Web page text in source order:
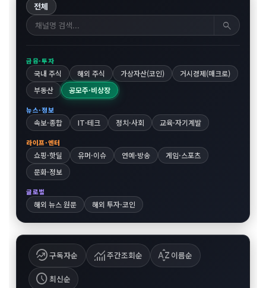
전체
search
금융·투자
국내 주식 해외 주식 가상자산(코인)
거시경제(매크로)
부동산
공모주·비상장
뉴스·정보
속보·종합 IT·테크 정치·사회 교육·자기계발
라이프·엔터
쇼핑·핫딜 유머·이슈 연예·방송
게임·스포츠
문화·정보
글로벌
해외 뉴스 원문 해외 투자·코인
whatshot구독자순 monitoring주간조회순 sort_by_alpha 이름순
schedule최신순